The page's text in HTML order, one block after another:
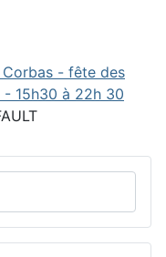
- fête des
15h30 à 22h 30